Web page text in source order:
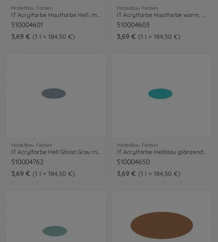
Modellbau Farben
510004601
3,69 €
1 l = 184,50 €
Modellbau Farben
510004603
3,69 €
1 l = 184,50 €
Modellbau Farben
510004762
3,69 €
1 l = 184,50 €
Modellbau Farben
510004650
3,69 €
1 l = 184,50 €